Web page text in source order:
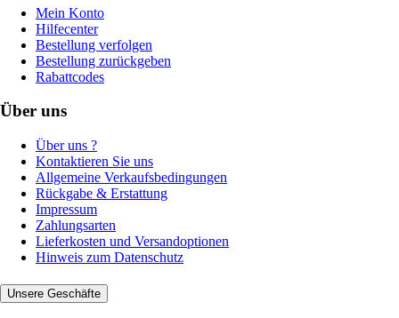
Mein Konto
Hilfecenter
Bestellung verfolgen
Bestellung zurückgeben
Rabattcodes
Über uns
Über uns ?
Kontaktieren Sie uns
Allgemeine Verkaufsbedingungen
Rückgabe & Erstattung
Impressum
Zahlungsarten
Lieferkosten und Versandoptionen
Hinweis zum Datenschutz
Unsere Geschäfte